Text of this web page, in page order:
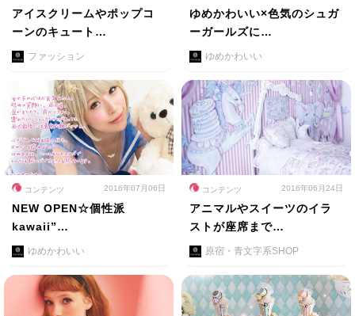
アイスクリームやポップコ
ーンのキュート…
ファッション
ゆめかわいい×色気のシュガ
ーガールズに…
ゆめかわいい
コンテンツ 2016年07月06日
NEW OPEN☆個性派
kawaii”…
ゆめかわいい
コンテンツ 2016年06月24日
アニマルやスイーツのイラ
ストが座席まで…
原宿・青文字系SHOP